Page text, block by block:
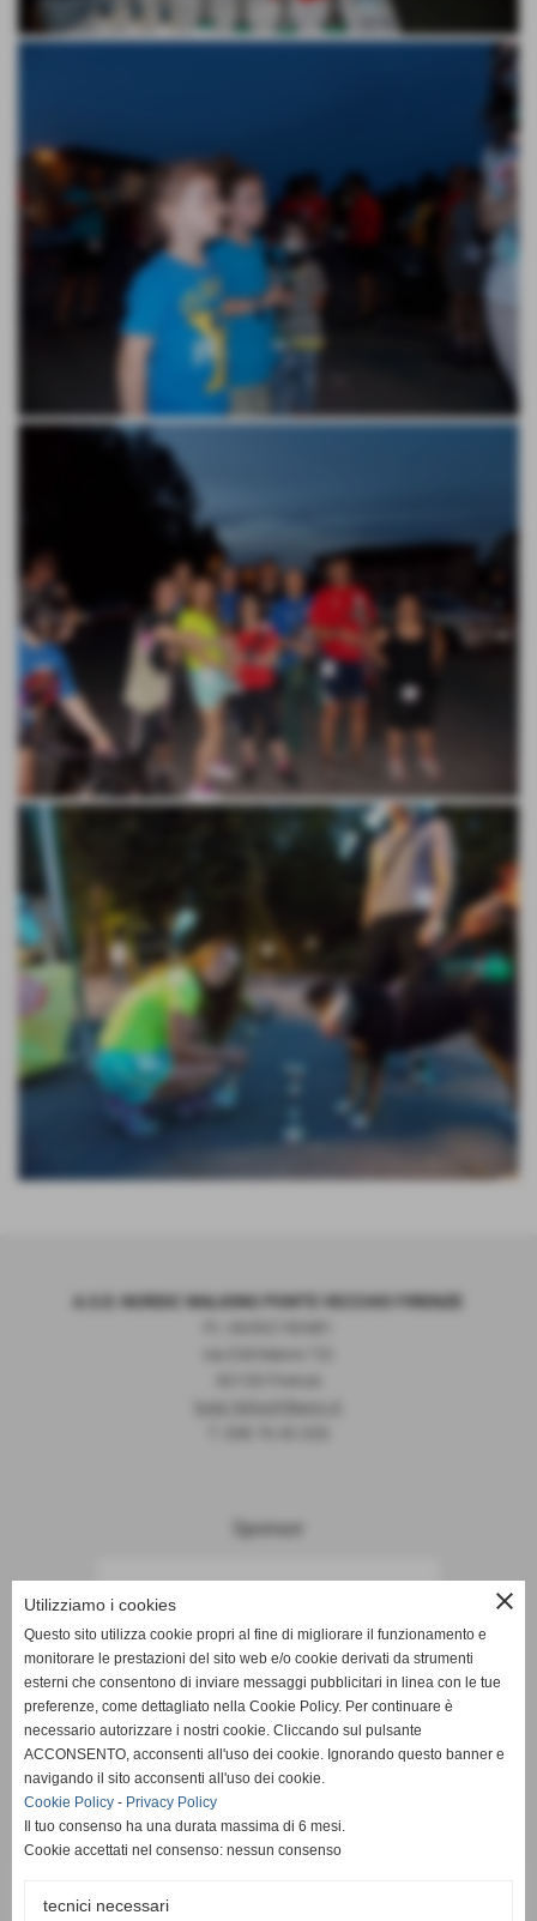
A.S.D. NORDIC WALKING PONTE VECCHIO FIRENZE
Sponsor
close
Utilizziamo i cookies
Questo sito utilizza cookie propri al fine di migliorare il funzionamento e
monitorare le prestazioni del sito web e/o cookie derivati da strumenti
esterni che consentono di inviare messaggi pubblicitari in linea con le tue
preferenze, come dettagliato nella Cookie Policy. Per continuare è
necessario autorizzare i nostri cookie. Cliccando sul pulsante
ACCONSENTO, acconsenti all'uso dei cookie. Ignorando questo banner e
navigando il sito acconsenti all'uso dei cookie.
Cookie Policy - Privacy Policy
Il tuo consenso ha una durata massima di 6 mesi.
Cookie accettati nel consenso: nessun consenso
tecnici necessari